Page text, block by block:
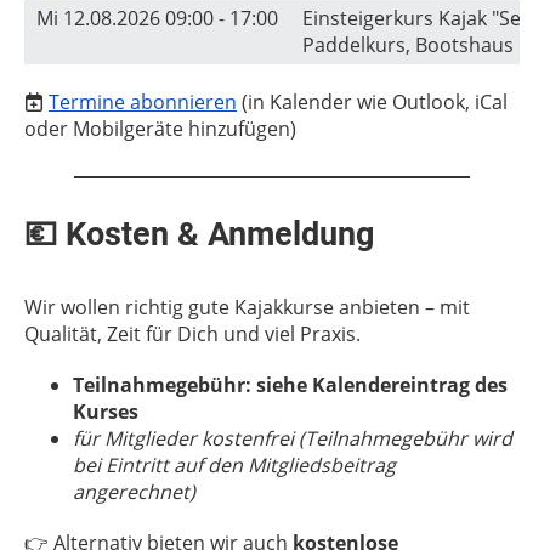
Mi 12.08.2026 09:00 - 17:00
Einsteigerkurs Kajak
Paddelkurs, Bootshaus
Termine abonnieren (in Kalender wie Outlook, iCal
oder Mobilgeräte hinzufügen)
💶 Kosten & Anmeldung
Wir wollen richtig gute Kajakkurse anbieten – mit
Qualität, Zeit für Dich und viel Praxis.
Teilnahmegebühr: siehe Kalendereintrag des
Kurses
für Mitglieder kostenfrei (Teilnahmegebühr wird
bei Eintritt auf den Mitgliedsbeitrag
angerechnet)
👉 Alternativ bieten wir auch kostenlose